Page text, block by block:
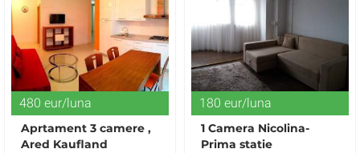
480 eur/luna
Aprtament 3 camere ,
Ared Kaufland
180 eur/luna
1 Camera Nicolina-
Prima statie